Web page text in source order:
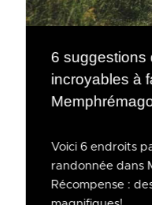
6 suggestions
incroyables à
Voici 6 endroits
randonnée dans
Récompense :